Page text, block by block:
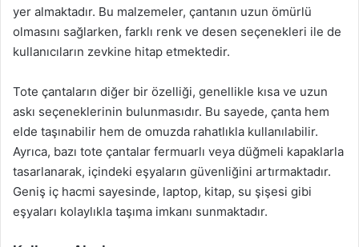
yer almaktadır. Bu malzemeler, çantanın uzun ömürlü
olmasını sağlarken, farklı renk ve desen seçenekleri ile de
kullanıcıların zevkine hitap etmektedir.
Tote çantaların diğer bir özelliği, genellikle kısa ve uzun
askı seçeneklerinin bulunmasıdır. Bu sayede, çanta hem
elde taşınabilir hem de omuzda rahatlıkla kullanılabilir.
Ayrıca, bazı tote çantalar fermuarlı veya düğmeli kapaklarla
tasarlanarak, içindeki eşyaların güvenliğini artırmaktadır.
Geniş iç hacmi sayesinde, laptop, kitap, su şişesi gibi
eşyaları kolaylıkla taşıma imkanı sunmaktadır.